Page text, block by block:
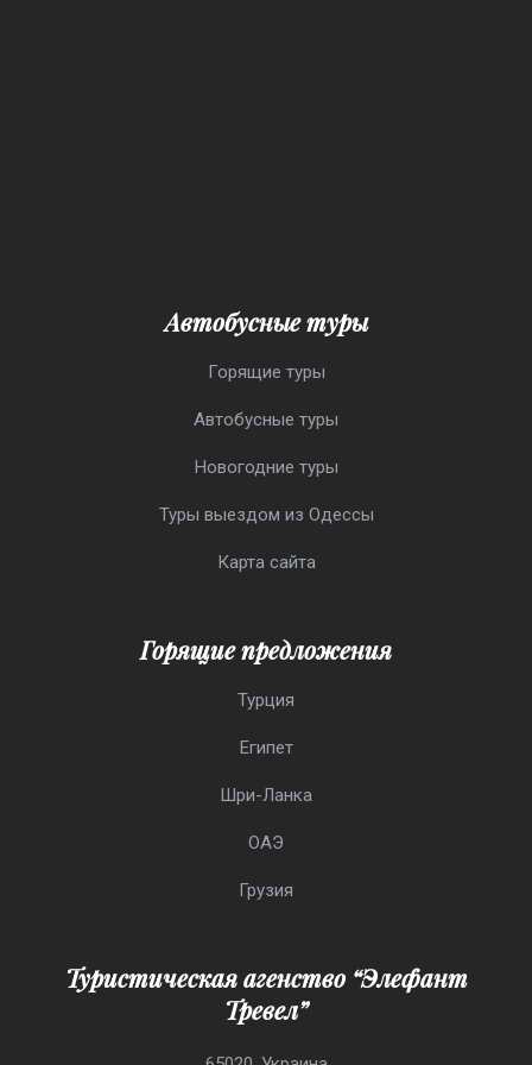
Автобусные туры
Горящие туры
Автобусные туры
Новогодние туры
Туры выездом из Одессы
Карта сайта
Горящие предложения
Турция
Египет
Шри-Ланка
ОАЭ
Грузия
Туристическая агенство “Элефант
Тревел”